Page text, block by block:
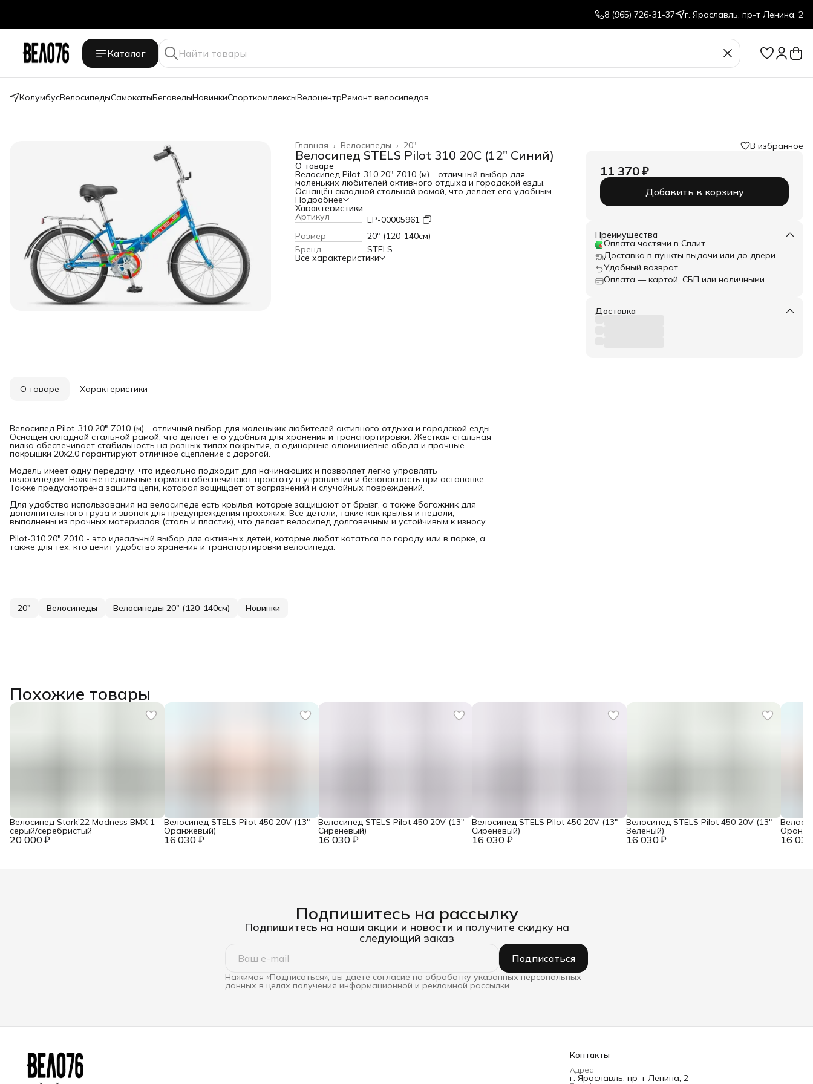
8 (965) 726-31-37 г. Ярославль, пр-т Ленина, 2
Каталог
КолумбусВелосипедыСамокатыБеговелыНовинкиСпорткомплексыВелоцентрРемонт велосипедов
20"
Велосипеды ›
Главная ›
Велосипед STELS Pilot 310 20C (12" Синий)
О товаре
Велосипед Pilot-310 20" Z010 (м) - отличный выбор для
маленьких любителей активного отдыха и городской езды.
Оснащён складной стальной рамой, что делает его удобным
для хранения и транспортировки. Жесткая стальная вилка
обеспечивает стабильность на разных типах покрытия, а
одинарные алюминиевые обода и прочные покрышки 20x2.0
гарантируют отличное сцепление с дорогой.
Модель имеет одну передачу, что идеально подходит для
начинающих и позволяет легко управлять велосипедом.
Ножные педальные тормоза обеспечивают простоту в
управлении и безопасность при остановке. Также
Подробнее
Характеристики
Артикул
EP-00005961
Размер
20" (120-140см)
Бренд
STELS
Все характеристики
В избранное
11 370 ₽
Добавить в корзину
Преимущества
Оплата частями в Сплит
Доставка в пункты выдачи или до двери
Удобный возврат
Оплата — картой, СБП или наличными
Доставка
О товаре Характеристики
Велосипед Pilot-310 20" Z010 (м) - отличный выбор для маленьких любителей активного отдыха и городской езды.
Оснащён складной стальной рамой, что делает его удобным для хранения и транспортировки. Жесткая стальная
вилка обеспечивает стабильность на разных типах покрытия, а одинарные алюминиевые обода и прочные
покрышки 20x2.0 гарантируют отличное сцепление с дорогой.
Модель имеет одну передачу, что идеально подходит для начинающих и позволяет легко управлять
велосипедом. Ножные педальные тормоза обеспечивают простоту в управлении и безопасность при остановке.
Также предусмотрена защита цепи, которая защищает от загрязнений и случайных повреждений.
Для удобства использования на велосипеде есть крылья, которые защищают от брызг, а также багажник для
дополнительного груза и звонок для предупреждения прохожих. Все детали, такие как крылья и педали,
выполнены из прочных материалов (сталь и пластик), что делает велосипед долговечным и устойчивым к износу.
Pilot-310 20" Z010 - это идеальный выбор для активных детей, которые любят кататься по городу или в парке, а
также для тех, кто ценит удобство хранения и транспортировки велосипеда.
20" Велосипеды Велосипеды 20" (120-140см) Новинки
Похожие товары
20 000 ₽
Велосипед Stark'22 Madness BMX 1
серый/серебристый
16 030 ₽
Велосипед STELS Pilot 450 20V (13"
Оранжевый)
16 030 ₽
Велосипед STELS Pilot 450 20V (13"
Сиреневый)
16 030 ₽
Велосипед STELS Pilot 450 20V (13"
Сиреневый)
16 030 ₽
Велосипед STELS Pilot 450 20V (13"
Зеленый)
16
Подпишитесь на рассылку
Подпишитесь на наши акции и новости и получите скидку на
следующий заказ
Подписаться
Нажимая «Подписаться», вы даете согласие на обработку указанных персональных
данных в целях получения информационной и рекламной рассылки
Контакты
Адрес
г. Ярославль, пр-т Ленина, 2